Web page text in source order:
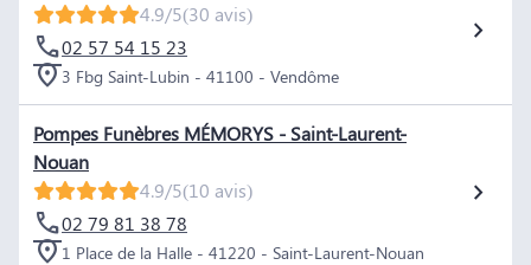
4.9/5(30 avis)
02 57 54 15 23
3 Fbg Saint-Lubin - 41100 - Vendôme
Pompes Funèbres MÉMORYS - Saint-Laurent-
Nouan
4.9/5(10 avis)
02 79 81 38 78
1 Place de la Halle - 41220 - Saint-Laurent-Nouan